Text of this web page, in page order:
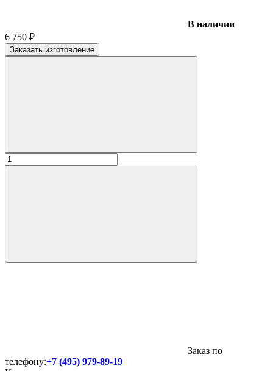
В наличии
6 750 ₽
Заказать изготовление
Заказ по
телефону:+7 (495) 979-89-19